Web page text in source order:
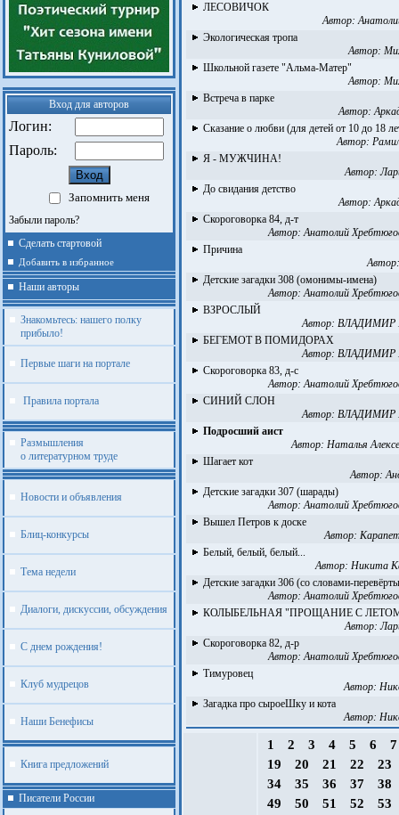
Вход для авторов
Логин:
Пароль:
Запомнить меня
Забыли пароль?
Сделать стартовой
Добавить в избранное
Наши авторы
Знакомьтесь: нашего полку
прибыло!
Первые шаги на портале
Правила портала
Размышления
о литературном труде
Новости и объявления
Блиц-конкурсы
Тема недели
Диалоги, дискуссии, обсуждения
С днем рождения!
Клуб мудрецов
Наши Бенефисы
Книга предложений
Писатели России
ЛЕСОВИЧОК
Автор:
Экологическая тропа
Автор:
Школьной газете "Альма-Матер"
Автор:
Встреча в парке
Автор:
Сказание о любви (для детей от 10 до 18
Автор:
Я - МУЖЧИНА!
Автор:
До свидания детство
Автор:
Скороговорка 84, д-т
Автор:Анатолий
Причина
Детские загадки 308 (омонимы-имена)
Автор:Анатолий
ВЗРОСЛЫЙ
Автор: ВЛАДИМИР
БЕГЕМОТ В ПОМИДОРАХ
Автор: ВЛАДИМИР
Скороговорка 83, д-с
Автор:Анатолий
СИНИЙ СЛОН
Автор: ВЛАДИМИР
Подросший аист
Автор: Наталья
Шагает кот
Автор:
Детские загадки 307 (шарады)
Автор:Анатолий
Вышел Петров к доске
Автор:
Белый, белый, белый...
Автор: Никита
Детские загадки 306 (со словами-
Автор:Анатолий
КОЛЫБЕЛЬНАЯ "ПРОЩАНИЕ С
Автор:
Скороговорка 82, д-р
Автор:Анатолий
Тимуровец
Автор:
Загадка про сыроеШку и кота
Автор:
1 2 3 4 5 6
19
20 21 22
23
34
35 36 37
38
49
50 51 52 53